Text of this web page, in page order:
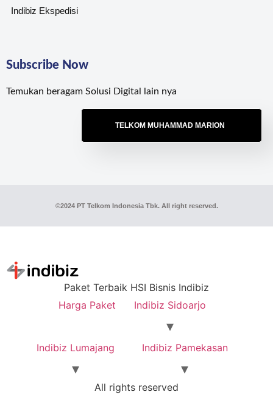
Indibiz Ekspedisi
Subscribe Now
Temukan beragam Solusi Digital lain nya
TELKOM MUHAMMAD MARION
©2024 PT Telkom Indonesia Tbk. All right reserved.
Paket Terbaik HSI Bisnis Indibiz
Harga Paket
Indibiz Sidoarjo
Indibiz Lumajang Indibiz Pamekasan
All rights reserved